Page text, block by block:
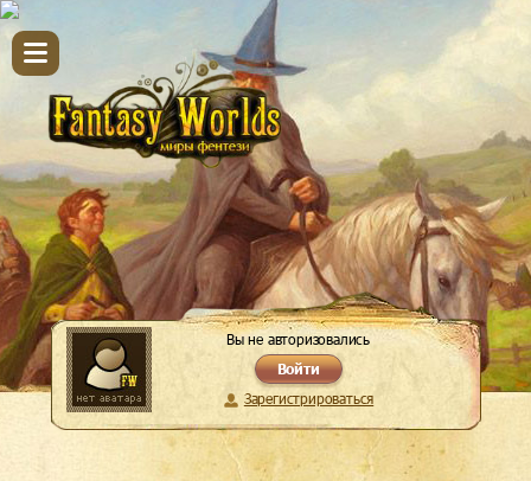
Вы не авторизовались
Войти
Зарегистрироваться